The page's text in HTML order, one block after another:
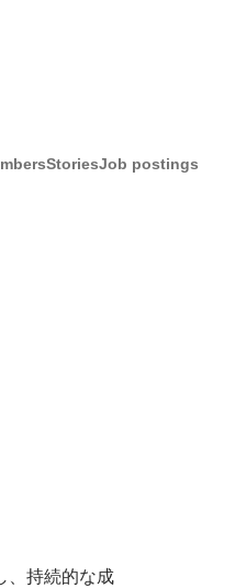
StoriesJob postings
、持続的な成